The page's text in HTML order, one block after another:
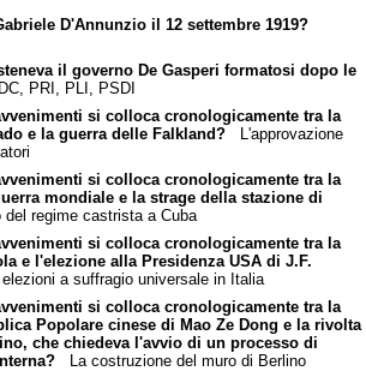
D'Annunzio il 12 settembre 1919?
il governo De Gasperi formatosi dopo le
PRI, PLI, PSDI
si colloca cronologicamente tra la
e la guerra delle Falkland?L'approvazione
si colloca cronologicamente tra la
mondiale e la strage della stazione di
regime castrista a Cuba
si colloca cronologicamente tra la
e l'elezione alla Presidenza USA di J.F.
a suffragio universale in Italia
si colloca cronologicamente tra la
Popolare cinese di Mao Ze Dong e la rivolta
che chiedeva l'avvio di un processo di
La costruzione del muro di Berlino